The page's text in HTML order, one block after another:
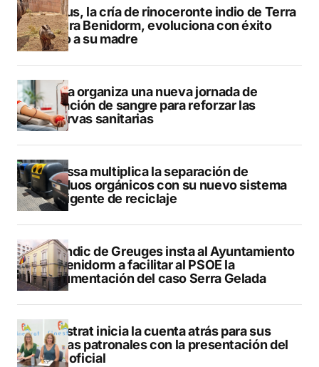
Brutus, la cría de rinoceronte indio de Terra
Natura Benidorm, evoluciona con éxito
junto a su madre
Dénia organiza una nueva jornada de
donación de sangre para reforzar las
reservas sanitarias
Benissa multiplica la separación de
residuos orgánicos con su nuevo sistema
inteligente de reciclaje
El Síndic de Greuges insta al Ayuntamiento
de Benidorm a facilitar al PSOE la
documentación del caso Serra Gelada
Finestrat inicia la cuenta atrás para sus
fiestas patronales con la presentación del
libro oficial